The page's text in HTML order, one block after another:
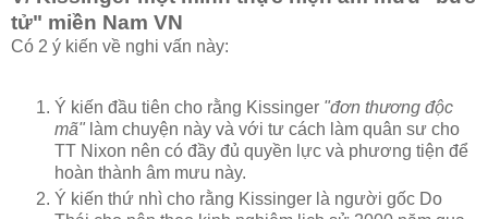
tử" miền Nam VN
Có 2 ý kiến về nghi vấn này:
Ý kiến đầu tiên cho rằng Kissinger "đơn thương độc
mã" làm chuyện này và với tư cách làm quân sư cho
TT Nixon nên có đầy đủ quyền lực và phương tiện để
hoàn thành âm mưu này.
Ý kiến thứ nhì cho rằng Kissinger là người gốc Do